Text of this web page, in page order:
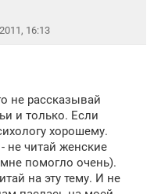
16:13
не рассказывай
и только. Если
хорошему.
не читай женские
помогло очень).
на эту тему. И не